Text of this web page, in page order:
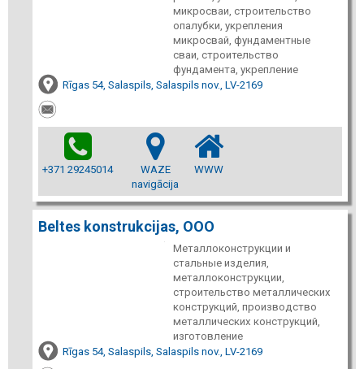
микросваи, строительство
опалубки, укрепления
микросвай, фундаментные
сваи, строительство
фундамента, укрепление
Rīgas 54, Salaspils, Salaspils nov., LV-2169
+371 29245014
WAZE
navigācija
WWW
Beltes konstrukcijas, ООО
Металлоконструкции и
стальные изделия,
металлоконструкции,
строительство металлических
конструкций, производство
металлических конструкций,
изготовление
Rīgas 54, Salaspils, Salaspils nov., LV-2169